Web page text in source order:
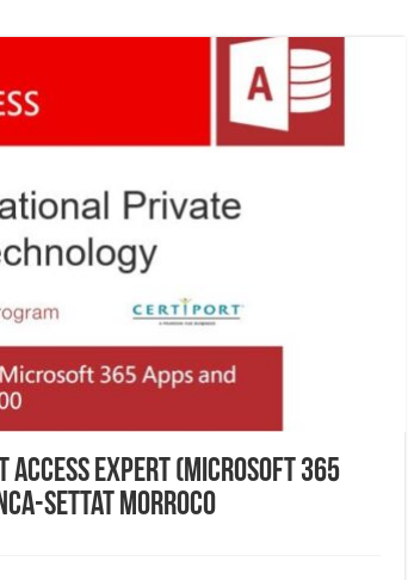
Expert (Microsoft 365
Settat Morroco